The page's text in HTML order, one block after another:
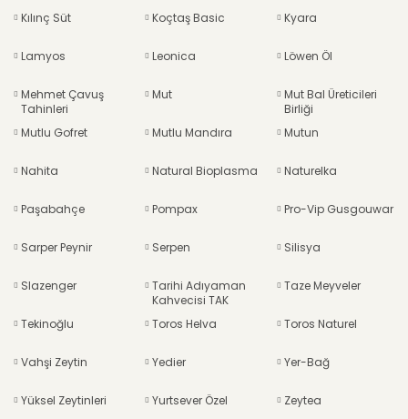
Kılınç Süt Koçtaş Basic Kyara
Lamyos Leonica Löwen Öl
Mehmet Çavuş
Tahinleri
Mut
Mut Bal Üreticileri
Birliği
Mutlu Gofret
Mutlu Mandıra Mutun
Nahita Natural Bioplasma Naturelka
Paşabahçe Pompax Pro-Vip Gusgouwar
Sarper Peynir Serpen Silisya
Slazenger
Tarihi Adıyaman
Kahvecisi TAK
Taze Meyveler
Tekinoğlu Toros Helva Toros Naturel
Vahşi Zeytin Yedier Yer-Bağ
Yüksel Zeytinleri Yurtsever Özel Zeytea